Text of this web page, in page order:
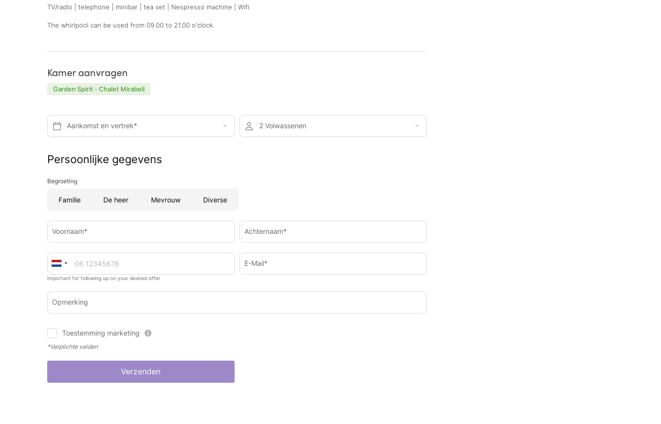
TV/radio | telephone | minibar | tea set | Nespresso machine | Wifi
The whirlpool can be used from 09.00 to 21.00 o'clock.
Kamer aanvragen
Garden Spirit - Chalet Mirabell
Aankomst en vertrek* 2 Volwassenen
Persoonlijke gegevens
Begroeting
Familie De heer Mevrouw Diverse
Voornaam* Achternaam*
Important for following up on your desired offer
E-Mail*
Opmerking
Toestemming marketing
*Verplichte velden
Verzenden